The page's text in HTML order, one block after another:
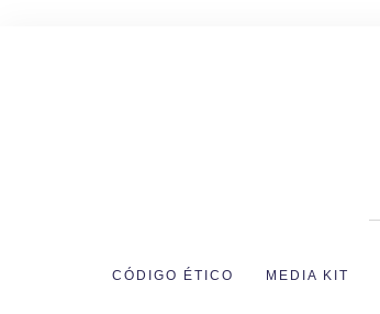
CÓDIGO ÉTICO MEDIA KIT